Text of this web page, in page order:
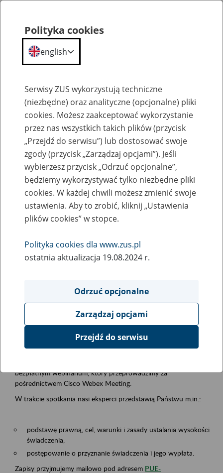
Szkolenia
Szkolenie online - Świadczenie
uzupełniające dla osób niezdolnych do
samodzielnej egzystencji
Rodzaj wydarzenia
bezpłatnym webinarium, który przeprowadzimy za
pośrednictwem Cisco Webex Meeting.
W trakcie spotkania nasi eksperci przedstawią Państwu m.in.:
podstawę prawną, cel, warunki i zasady ustalania wysokości
świadczenia,
postępowanie o przyznanie świadczenia i jego wypłata.
Zapisy przyjmujemy mailowo pod adresem PUE-
Polityka cookies
english
Serwisy ZUS wykorzystują techniczne
(niezbędne) oraz analityczne (opcjonalne) pliki
cookies. Możesz zaakceptować wykorzystanie
przez nas wszystkich takich plików (przycisk
„Przejdź do serwisu”) lub dostosować swoje
zgody (przycisk „Zarządzaj opcjami”). Jeśli
wybierzesz przycisk „Odrzuć opcjonalne”,
będziemy wykorzystywać tylko niezbędne pliki
cookies. W każdej chwili możesz zmienić swoje
ustawienia. Aby to zrobić, kliknij „Ustawienia
plików cookies” w stopce.
Polityka cookies dla www.zus.pl
ostatnia aktualizacja 19.08.2024 r.
Odrzuć opcjonalne
Zarządzaj opcjami
Przejdź do serwisu